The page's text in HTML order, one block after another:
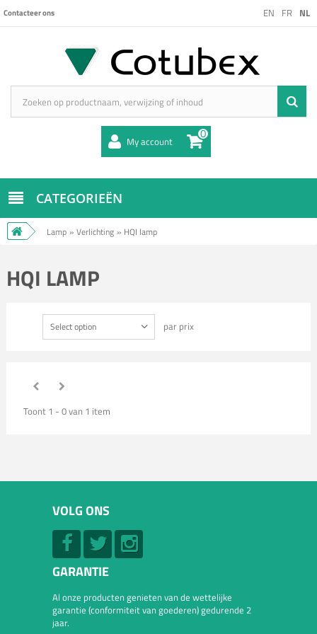
EN FR NL
Contacteer ons
My account 0
CATEGORIEËN
Lamp » Verlichting » HQI lamp
HQI LAMP
Select option par prix
Toont 1 - 0 van 1 item
VOLG ONS
GARANTIE
Al onze producten genieten van de wettelijke
garantie (conformiteit van goederen) gedurende 2
jaar.